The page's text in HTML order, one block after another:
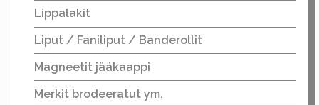
Lippalakit
Liput / Faniliput / Banderollit
Magneetit jääkaappi
Merkit brodeeratut ym.